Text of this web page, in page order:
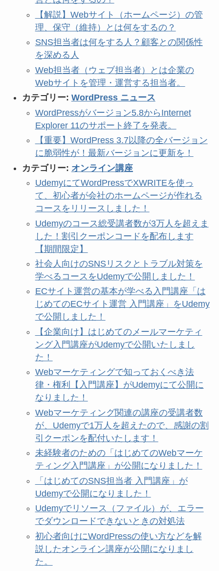
【解説】Webサイト（ホームページ）の管
理、保守（維持）とは何をするの？
SNS担当者は何をする人？顧客との関係性
を深める人
Web担当者（ウェブ担当者）とは企業の
Webサイトを管理・運営する担当者。
カテゴリー: WordPress ニュース
WordPressがバージョン5.8からInternet
Explorer 11のサポート終了を発表。
【重要】WordPress 3.7以降の全バージョン
に脆弱性が！最新バージョンに更新を！
カテゴリー: オンライン講座
UdemyにてWordPressでXWRITEを使っ
て、初心者が会社のホームページが作れる
コースをリリースしました！
Udemyのコース総受講者数が3万人を超えま
した！割引クーポンコードを配布します
【期間限定】
社会人向けのSNSリスクとトラブル対策を
学べるコースをUdemyで公開しました！
ECサイト運営の基本が学べる入門講座「は
じめてのECサイト運営 入門講座」をUdemy
で公開しました！
【企業向け】はじめてのメールマーケティ
ング入門講座がUdemyで公開いたしまし
た！
Webマーケティングで知っておくべき法
律・権利【入門講座】がUdemyにて公開に
なりました！
Webマーケティング関連の講座の受講者数
が、Udemyで1万人を超えたので、感謝の割
引クーポンを配付いたします！
未経験者のための「はじめてのWebマーケ
ティング入門講座」が公開になりました！
「はじめてのSNS担当者 入門講座」が
Udemyで公開になりました！
Udemyでリソース（ファイル）が、エラー
でダウンロードできないときの対処法
初心者向けにWordPressの使い方などを解
説したオンライン講座が公開になりまし
た。